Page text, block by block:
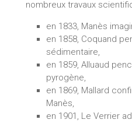
nombreux travaux
en 1833, Manès
en 1858, Coquand
sédimentaire,
en 1859, Alluaud
pyrogène,
en 1869, Mallard
Manès,
en 1901, Le Verrier